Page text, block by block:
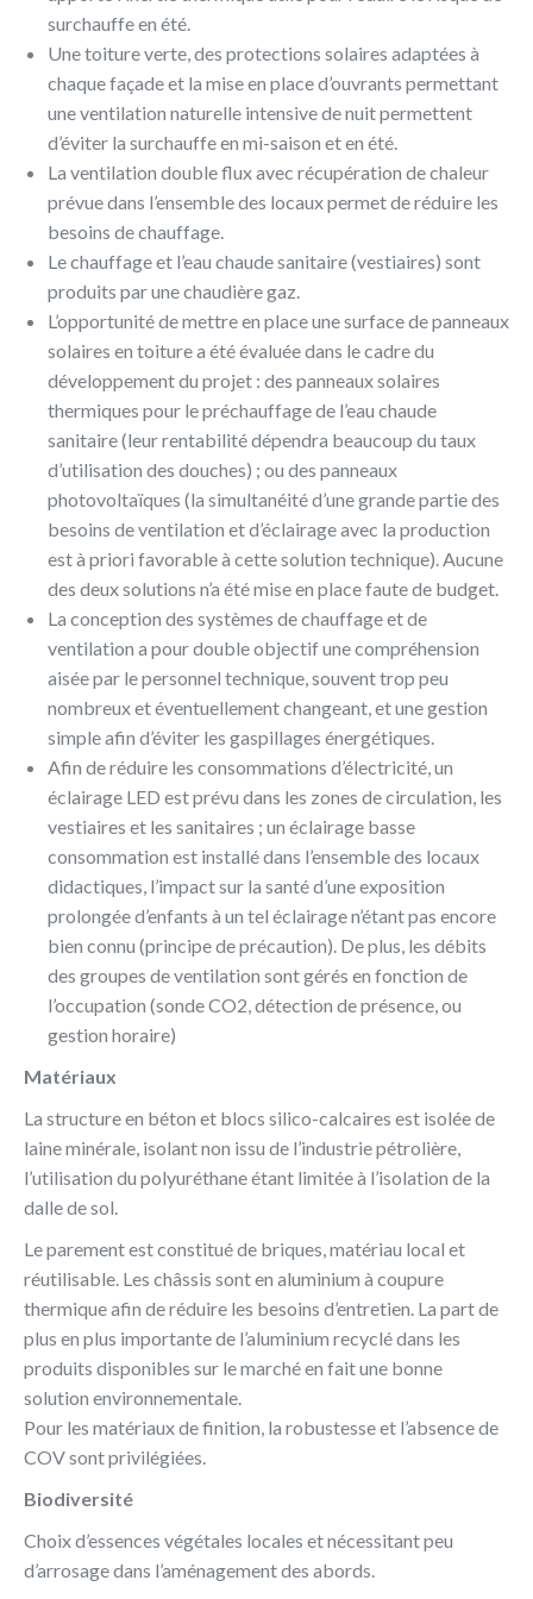
surchauffe en été.
Une toiture verte, des protections solaires adaptées à
chaque façade et la mise en place d’ouvrants permettant
une ventilation naturelle intensive de nuit permettent
d’éviter la surchauffe en mi-saison et en été.
La ventilation double flux avec récupération de chaleur
prévue dans l’ensemble des locaux permet de réduire les
besoins de chauffage.
Le chauffage et l’eau chaude sanitaire (vestiaires) sont
produits par une chaudière gaz.
L’opportunité de mettre en place une surface de panneaux
solaires en toiture a été évaluée dans le cadre du
développement du projet : des panneaux solaires
thermiques pour le préchauffage de l’eau chaude
sanitaire (leur rentabilité dépendra beaucoup du taux
d’utilisation des douches) ; ou des panneaux
photovoltaïques (la simultanéité d’une grande partie des
besoins de ventilation et d’éclairage avec la production
est à priori favorable à cette solution technique). Aucune
des deux solutions n’a été mise en place faute de budget.
La conception des systèmes de chauffage et de
ventilation a pour double objectif une compréhension
aisée par le personnel technique, souvent trop peu
nombreux et éventuellement changeant, et une gestion
simple afin d’éviter les gaspillages énergétiques.
Afin de réduire les consommations d’électricité, un
éclairage LED est prévu dans les zones de circulation, les
vestiaires et les sanitaires ; un éclairage basse
consommation est installé dans l’ensemble des locaux
didactiques, l’impact sur la santé d’une exposition
prolongée d’enfants à un tel éclairage n’étant pas encore
bien connu (principe de précaution). De plus, les débits
des groupes de ventilation sont gérés en fonction de
l’occupation (sonde CO2, détection de présence, ou
gestion horaire)
Matériaux
La structure en béton et blocs silico-calcaires est isolée de
laine minérale, isolant non issu de l’industrie pétrolière,
l’utilisation du polyuréthane étant limitée à l’isolation de la
dalle de sol.
Le parement est constitué de briques, matériau local et
réutilisable. Les châssis sont en aluminium à coupure
thermique afin de réduire les besoins d’entretien. La part de
plus en plus importante de l’aluminium recyclé dans les
produits disponibles sur le marché en fait une bonne
solution environnementale.
Pour les matériaux de finition, la robustesse et l’absence de
COV sont privilégiées.
Biodiversité
Choix d’essences végétales locales et nécessitant peu
d’arrosage dans l’aménagement des abords.